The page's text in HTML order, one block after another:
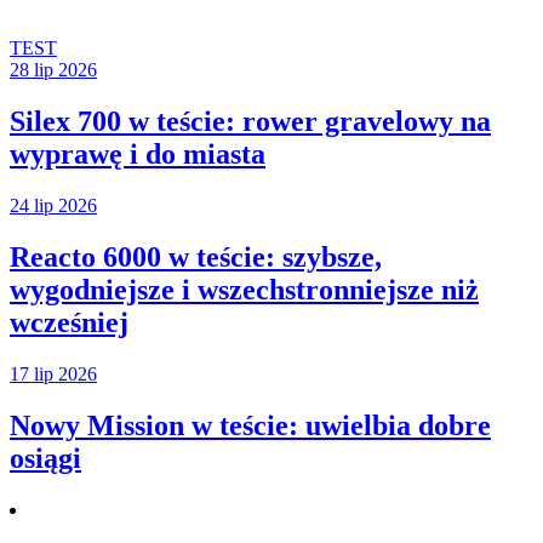
TEST
28 lip 2026
Silex 700 w teście: rower gravelowy na
wyprawę i do miasta
24 lip 2026
Reacto 6000 w teście: szybsze,
wygodniejsze i wszechstronniejsze niż
wcześniej
17 lip 2026
Nowy Mission w teście: uwielbia dobre
osiągi